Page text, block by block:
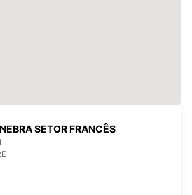
SETOR FRANCÊS